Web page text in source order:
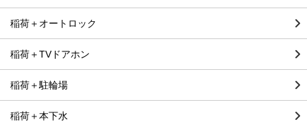
稲荷＋オートロック
稲荷＋TVドアホン
稲荷＋駐輪場
稲荷＋本下水